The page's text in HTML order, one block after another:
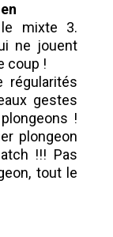
le mixte 3.
ne jouent
coup !
régularités
gestes
!
plongeon
!!! Pas
tout le